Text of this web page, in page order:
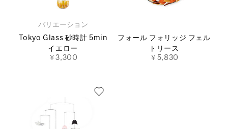
バリエーション
Tokyo Glass 砂時計 5min
イエロー
￥3,300
フォール フォリッジ フェル
トリース
￥5,830